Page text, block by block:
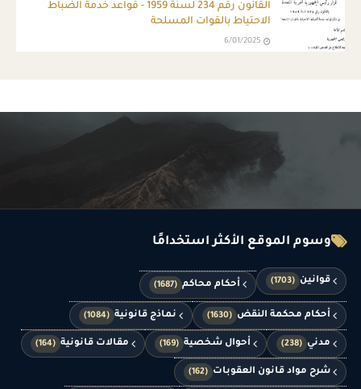
القانون رقم 234 لسنة 1959 - قواعد خدمة الضباط
الاحتياط بالقوات المسلحة
6/01/2025
وسوم الموقع الأكثر استخدامًا
قوانين (1703) أحكام محاكم (1687)
أحكام محكمة النقض (1630) نماذج قانونية (1084)
مدني (238) أحوال شخصية (169) مقالات قانونية (164)
شرح مواد قانون العقوبات (162)